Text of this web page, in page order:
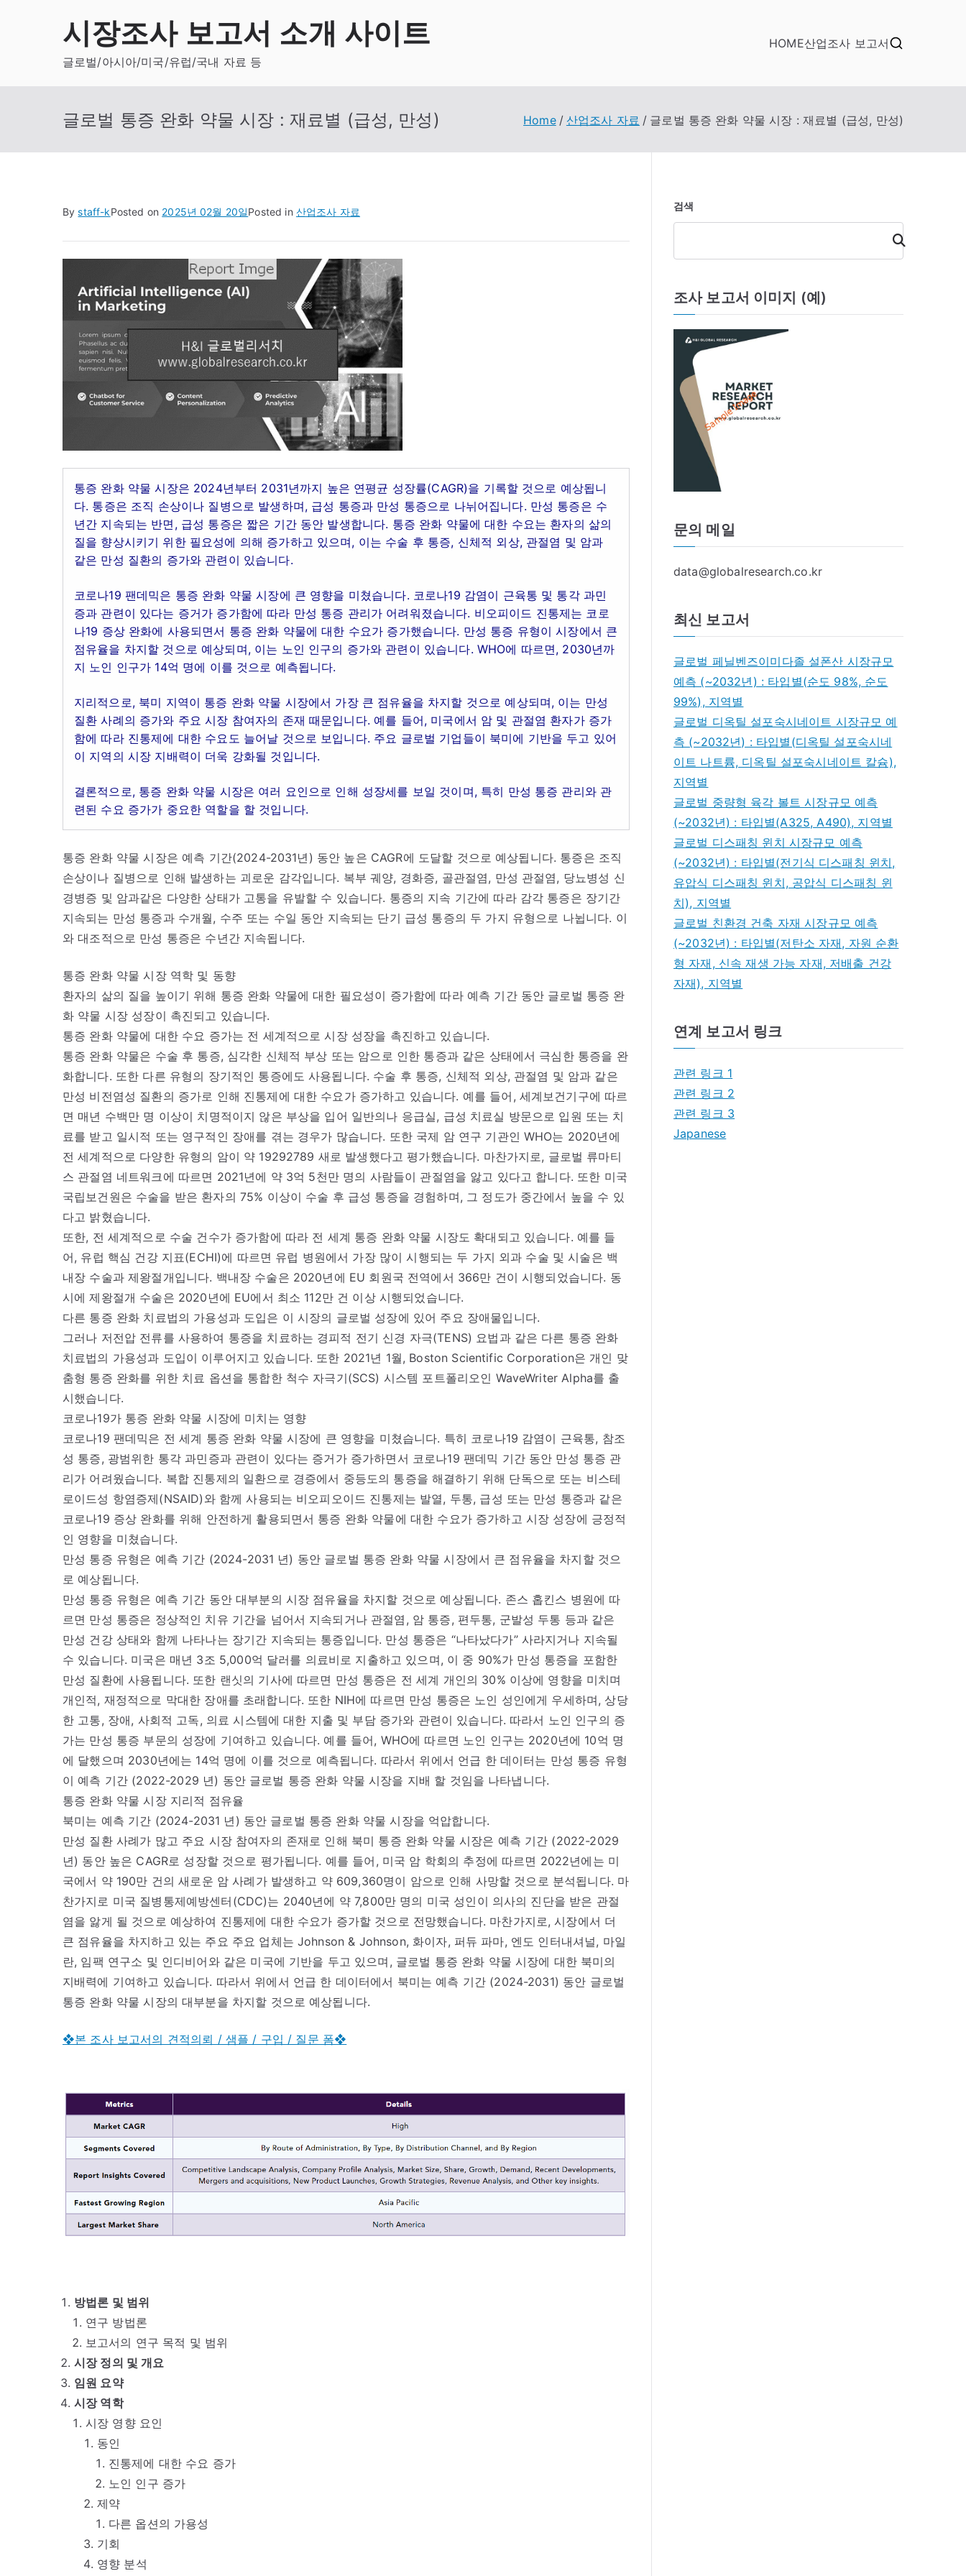
시장조사 보고서 소개 사이트
글로벌/아시아/미국/유럽/국내 자료 등
HOME산업조사 보고서
글로벌 통증 완화 약물 시장 : 재료별 (급성, 만성) Home 산업조사 자료 글로벌 통증 완화 약물 시장 : 재료별 (급성, 만성)
Bystaff-kPosted on 2025년 02월 20일Posted in 산업조사 자료
통증 완화 약물 시장은 2024년부터 2031년까지 높은 연평균 성장률(CAGR)을 기록할 것으로 예상됩니
다. 통증은 조직 손상이나 질병으로 발생하며, 급성 통증과 만성 통증으로 나뉘어집니다. 만성 통증은 수
년간 지속되는 반면, 급성 통증은 짧은 기간 동안 발생합니다. 통증 완화 약물에 대한 수요는 환자의 삶의
질을 향상시키기 위한 필요성에 의해 증가하고 있으며, 이는 수술 후 통증, 신체적 외상, 관절염 및 암과
같은 만성 질환의 증가와 관련이 있습니다.
코로나19 팬데믹은 통증 완화 약물 시장에 큰 영향을 미쳤습니다. 코로나19 감염이 근육통 및 통각 과민
증과 관련이 있다는 증거가 증가함에 따라 만성 통증 관리가 어려워졌습니다. 비오피이드 진통제는 코로
나19 증상 완화에 사용되면서 통증 완화 약물에 대한 수요가 증가했습니다. 만성 통증 유형이 시장에서 큰
점유율을 차지할 것으로 예상되며, 이는 노인 인구의 증가와 관련이 있습니다. WHO에 따르면, 2030년까
지 노인 인구가 14억 명에 이를 것으로 예측됩니다.
지리적으로, 북미 지역이 통증 완화 약물 시장에서 가장 큰 점유율을 차지할 것으로 예상되며, 이는 만성
질환 사례의 증가와 주요 시장 참여자의 존재 때문입니다. 예를 들어, 미국에서 암 및 관절염 환자가 증가
함에 따라 진통제에 대한 수요도 늘어날 것으로 보입니다. 주요 글로벌 기업들이 북미에 기반을 두고 있어
이 지역의 시장 지배력이 더욱 강화될 것입니다.
결론적으로, 통증 완화 약물 시장은 여러 요인으로 인해 성장세를 보일 것이며, 특히 만성 통증 관리와 관
련된 수요 증가가 중요한 역할을 할 것입니다.
통증 완화 약물 시장은 예측 기간(2024-2031년) 동안 높은 CAGR에 도달할 것으로 예상됩니다. 통증은 조직
손상이나 질병으로 인해 발생하는 괴로운 감각입니다. 복부 궤양, 경화증, 골관절염, 만성 관절염, 당뇨병성 신
경병증 및 암과같은 다양한 상태가 고통을 유발할 수 있습니다. 통증의 지속 기간에 따라 감각 통증은 장기간
지속되는 만성 통증과 수개월, 수주 또는 수일 동안 지속되는 단기 급성 통증의 두 가지 유형으로 나뉩니다. 이
와 대조적으로 만성 통증은 수년간 지속됩니다.
통증 완화 약물 시장 역학 및 동향
환자의 삶의 질을 높이기 위해 통증 완화 약물에 대한 필요성이 증가함에 따라 예측 기간 동안 글로벌 통증 완
화 약물 시장 성장이 촉진되고 있습니다.
통증 완화 약물에 대한 수요 증가는 전 세계적으로 시장 성장을 촉진하고 있습니다.
통증 완화 약물은 수술 후 통증, 심각한 신체적 부상 또는 암으로 인한 통증과 같은 상태에서 극심한 통증을 완
화합니다. 또한 다른 유형의 장기적인 통증에도 사용됩니다. 수술 후 통증, 신체적 외상, 관절염 및 암과 같은
만성 비전염성 질환의 증가로 인해 진통제에 대한 수요가 증가하고 있습니다. 예를 들어, 세계보건기구에 따르
면 매년 수백만 명 이상이 치명적이지 않은 부상을 입어 일반의나 응급실, 급성 치료실 방문으로 입원 또는 치
료를 받고 일시적 또는 영구적인 장애를 겪는 경우가 많습니다. 또한 국제 암 연구 기관인 WHO는 2020년에
전 세계적으로 다양한 유형의 암이 약 19292789 새로 발생했다고 평가했습니다. 마찬가지로, 글로벌 류마티
스 관절염 네트워크에 따르면 2021년에 약 3억 5천만 명의 사람들이 관절염을 앓고 있다고 합니다. 또한 미국
국립보건원은 수술을 받은 환자의 75% 이상이 수술 후 급성 통증을 경험하며, 그 정도가 중간에서 높을 수 있
다고 밝혔습니다.
또한, 전 세계적으로 수술 건수가 증가함에 따라 전 세계 통증 완화 약물 시장도 확대되고 있습니다. 예를 들
어, 유럽 핵심 건강 지표(ECHI)에 따르면 유럽 병원에서 가장 많이 시행되는 두 가지 외과 수술 및 시술은 백
내장 수술과 제왕절개입니다. 백내장 수술은 2020년에 EU 회원국 전역에서 366만 건이 시행되었습니다. 동
시에 제왕절개 수술은 2020년에 EU에서 최소 112만 건 이상 시행되었습니다.
다른 통증 완화 치료법의 가용성과 도입은 이 시장의 글로벌 성장에 있어 주요 장애물입니다.
그러나 저전압 전류를 사용하여 통증을 치료하는 경피적 전기 신경 자극(TENS) 요법과 같은 다른 통증 완화
치료법의 가용성과 도입이 이루어지고 있습니다. 또한 2021년 1월, Boston Scientific Corporation은 개인 맞
춤형 통증 완화를 위한 치료 옵션을 통합한 척수 자극기(SCS) 시스템 포트폴리오인 WaveWriter Alpha를 출
시했습니다.
코로나19가 통증 완화 약물 시장에 미치는 영향
코로나19 팬데믹은 전 세계 통증 완화 약물 시장에 큰 영향을 미쳤습니다. 특히 코로나19 감염이 근육통, 참조
성 통증, 광범위한 통각 과민증과 관련이 있다는 증거가 증가하면서 코로나19 팬데믹 기간 동안 만성 통증 관
리가 어려웠습니다. 복합 진통제의 일환으로 경증에서 중등도의 통증을 해결하기 위해 단독으로 또는 비스테
로이드성 항염증제(NSAID)와 함께 사용되는 비오피오이드 진통제는 발열, 두통, 급성 또는 만성 통증과 같은
코로나19 증상 완화를 위해 안전하게 활용되면서 통증 완화 약물에 대한 수요가 증가하고 시장 성장에 긍정적
인 영향을 미쳤습니다.
만성 통증 유형은 예측 기간 (2024-2031 년) 동안 글로벌 통증 완화 약물 시장에서 큰 점유율을 차지할 것으
로 예상됩니다.
만성 통증 유형은 예측 기간 동안 대부분의 시장 점유율을 차지할 것으로 예상됩니다. 존스 홉킨스 병원에 따
르면 만성 통증은 정상적인 치유 기간을 넘어서 지속되거나 관절염, 암 통증, 편두통, 군발성 두통 등과 같은
만성 건강 상태와 함께 나타나는 장기간 지속되는 통증입니다. 만성 통증은 “나타났다가” 사라지거나 지속될
수 있습니다. 미국은 매년 3조 5,000억 달러를 의료비로 지출하고 있으며, 이 중 90%가 만성 통증을 포함한
만성 질환에 사용됩니다. 또한 랜싯의 기사에 따르면 만성 통증은 전 세계 개인의 30% 이상에 영향을 미치며
개인적, 재정적으로 막대한 장애를 초래합니다. 또한 NIH에 따르면 만성 통증은 노인 성인에게 우세하며, 상당
한 고통, 장애, 사회적 고독, 의료 시스템에 대한 지출 및 부담 증가와 관련이 있습니다. 따라서 노인 인구의 증
가는 만성 통증 부문의 성장에 기여하고 있습니다. 예를 들어, WHO에 따르면 노인 인구는 2020년에 10억 명
에 달했으며 2030년에는 14억 명에 이를 것으로 예측됩니다. 따라서 위에서 언급 한 데이터는 만성 통증 유형
이 예측 기간 (2022-2029 년) 동안 글로벌 통증 완화 약물 시장을 지배 할 것임을 나타냅니다.
통증 완화 약물 시장 지리적 점유율
북미는 예측 기간 (2024-2031 년) 동안 글로벌 통증 완화 약물 시장을 억압합니다.
만성 질환 사례가 많고 주요 시장 참여자의 존재로 인해 북미 통증 완화 약물 시장은 예측 기간 (2022-2029
년) 동안 높은 CAGR로 성장할 것으로 평가됩니다. 예를 들어, 미국 암 학회의 추정에 따르면 2022년에는 미
국에서 약 190만 건의 새로운 암 사례가 발생하고 약 609,360명이 암으로 인해 사망할 것으로 분석됩니다. 마
찬가지로 미국 질병통제예방센터(CDC)는 2040년에 약 7,800만 명의 미국 성인이 의사의 진단을 받은 관절
염을 앓게 될 것으로 예상하여 진통제에 대한 수요가 증가할 것으로 전망했습니다. 마찬가지로, 시장에서 더
큰 점유율을 차지하고 있는 주요 주요 업체는 Johnson & Johnson, 화이자, 퍼듀 파마, 엔도 인터내셔널, 마일
란, 임팩 연구소 및 인디비어와 같은 미국에 기반을 두고 있으며, 글로벌 통증 완화 약물 시장에 대한 북미의
지배력에 기여하고 있습니다. 따라서 위에서 언급 한 데이터에서 북미는 예측 기간 (2024-2031) 동안 글로벌
통증 완화 약물 시장의 대부분을 차지할 것으로 예상됩니다.
❖본 조사 보고서의 견적의뢰 / 샘플 / 구입 / 질문 폼❖
방법론 및 범위
연구 방법론
보고서의 연구 목적 및 범위
시장 정의 및 개요
임원 요약
시장 역학
시장 영향 요인
동인
진통제에 대한 수요 증가
노인 인구 증가
제약
다른 옵션의 가용성
기회
영향 분석
검색
검
색
조사 보고서 이미지 (예)
문의 메일
data@globalresearch.co.kr
최신 보고서
글로벌 페닐벤즈이미다졸 설폰산 시장규모
예측 (~2032년) : 타입별(순도 98%, 순도
99%), 지역별
글로벌 디옥틸 설포숙시네이트 시장규모 예
측 (~2032년) : 타입별(디옥틸 설포숙시네
이트 나트륨, 디옥틸 설포숙시네이트 칼슘),
지역별
글로벌 중량형 육각 볼트 시장규모 예측
(~2032년) : 타입별(A325, A490), 지역별
글로벌 디스패칭 윈치 시장규모 예측
(~2032년) : 타입별(전기식 디스패칭 윈치,
유압식 디스패칭 윈치, 공압식 디스패칭 윈
치), 지역별
글로벌 친환경 건축 자재 시장규모 예측
(~2032년) : 타입별(저탄소 자재, 자원 순환
형 자재, 신속 재생 가능 자재, 저배출 건강
자재), 지역별
연계 보고서 링크
관련 링크 1
관련 링크 2
관련 링크 3
Japanese